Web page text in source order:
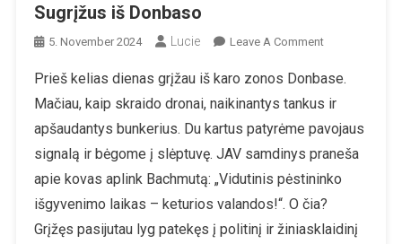
Sugrįžus iš Donbaso
5. November 2024 Lucie Leave A CommentOn
Iš
Donbaso
Prieš kelias dienas grįžau iš karo zonos Donbase.
Mačiau, kaip skraido dronai, naikinantys tankus ir
apšaudantys bunkerius. Du kartus patyrėme pavojaus
signalą ir bėgome į slėptuvę. JAV samdinys praneša
apie kovas aplink Bachmutą: „Vidutinis pėstininko
išgyvenimo laikas – keturios valandos!“. O čia?
Grįžęs pasijutau lyg patekęs į politinį ir žiniasklaidinį